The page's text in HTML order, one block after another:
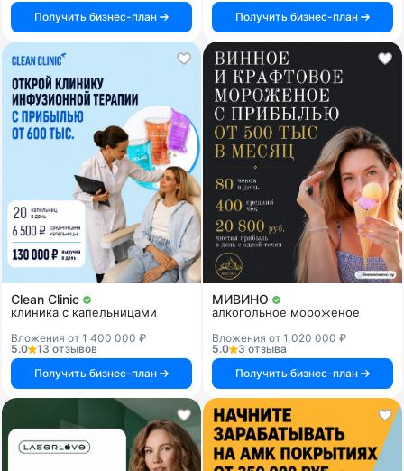
Получить бизнес-план
Получить бизнес-план
Clean Clinic
клиника с капельницами
Вложения от 1 400 000 ₽
5.0
13 отзывов
Получить бизнес-план
МИВИНО
алкогольное мороженое
Вложения от 1 020 000 ₽
5.0
3 отзыва
Получить бизнес-план